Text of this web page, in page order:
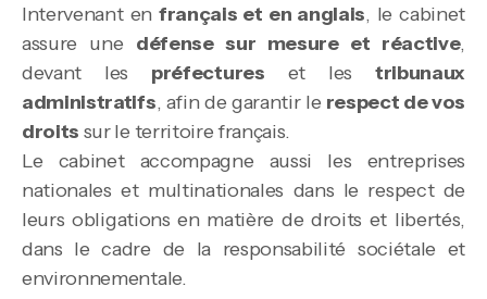
Intervenant en français et en anglais, le cabinet
assure une défense sur mesure et réactive,
devant les préfectures et les tribunaux
administratifs, afin de garantir le respect de vos
droits sur le territoire français.
Le cabinet accompagne aussi les entreprises
nationales et multinationales dans le respect de
leurs obligations en matière de droits et libertés,
dans le cadre de la responsabilité sociétale et
environnementale.